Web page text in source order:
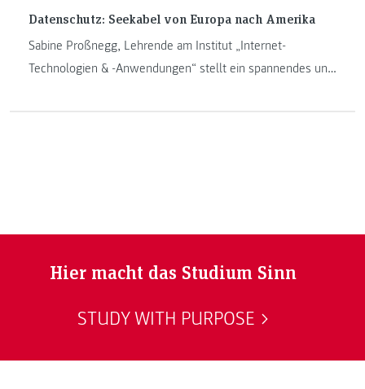
Datenschutz: Seekabel von Europa nach Amerika
Sabine Proßnegg, Lehrende am Institut „Internet-
Technologien & -Anwendungen“ stellt ein spannendes und
Hier macht das Studium Sinn
STUDY WITH PURPOSE